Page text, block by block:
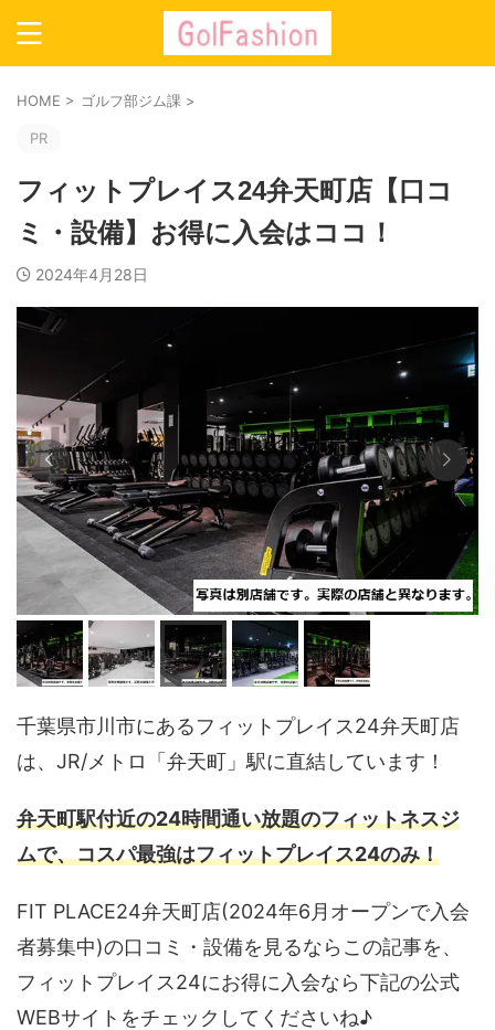
HOME > ゴルフ部ジム課 >
PR
フィットプレイス24弁天町店【口コ
ミ・設備】お得に入会はココ！
2024年4月28日
千葉県市川市にあるフィットプレイス24弁天町店
は、JR/メトロ「弁天町」駅に直結しています！
弁天町駅付近の24時間通い放題のフィットネスジ
ムで、コスパ最強はフィットプレイス24のみ！
FIT PLACE24弁天町店(2024年6月オープンで入会
者募集中)の口コミ・設備を見るならこの記事を、
フィットプレイス24にお得に入会なら下記の公式
WEBサイトをチェックしてくださいね♪